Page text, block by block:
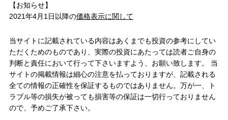
【お知らせ】
2021年4月1日以降の価格表示に関して
当サイトに記載されている内容はあくまでも投資の参考にしてい
ただくためのものであり、実際の投資にあたっては読者ご自身の
判断と責任において行って下さいますよう、お願い致します。 当
サイトの掲載情報は細心の注意を払っておりますが、記載される
全ての情報の正確性を保証するものではありません。万が一、ト
ラブル等の損失が被っても損害等の保証は一切行っておりません
ので、予めご了承下さい。